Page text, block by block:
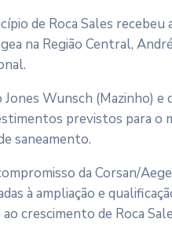
de Roca Sales
na Região Central,
Wunsch (Mazinho)
previstos para o
saneamento.
da Corsan/
à ampliação e
crescimento de Roca